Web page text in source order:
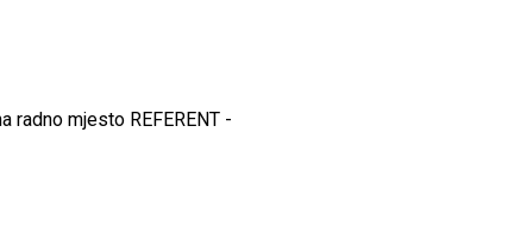
radno mjesto REFERENT -